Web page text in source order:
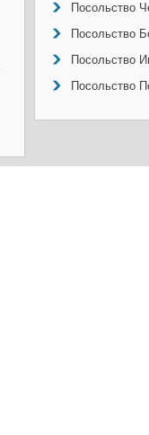
Посольство
Посольство
Посольство
Посольство